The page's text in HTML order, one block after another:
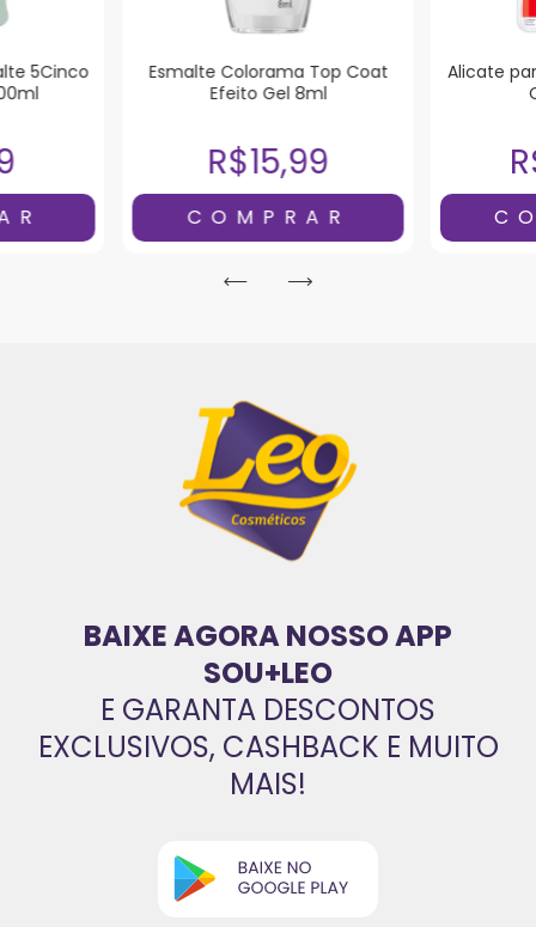
5Cinco
Esmalte Colorama Top Coat
Efeito Gel 8ml
R$15,99
Alicate
BAIXE AGORA NOSSO APP
SOU+LEO
E GARANTA DESCONTOS
EXCLUSIVOS, CASHBACK E MUITO
MAIS!